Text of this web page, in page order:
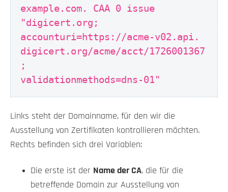
example.com. CAA 0 issue
"digicert.org;
accounturi=https://acme-v02.api.
digicert.org/acme/acct/1726001367
;
validationmethods=dns-01"
Links steht der Domainname, für den wir die
Ausstellung von Zertifikaten kontrollieren möchten.
Rechts befinden sich drei Variablen:
Die erste ist der Name der CA, die für die
betreffende Domain zur Ausstellung von